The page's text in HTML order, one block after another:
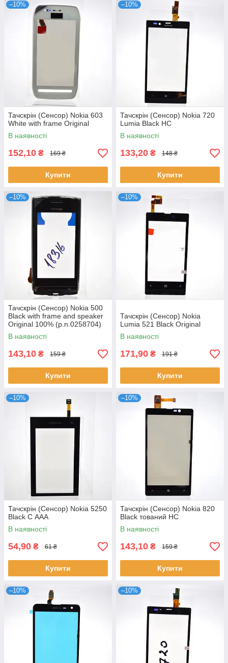
–10%
Тачскрін (Сенсор) Nokia 603
White with frame Original
В наявності
152,10 ₴ 169 ₴
Купити
–10%
Тачскрін (Сенсор) Nokia 720
Lumia Black HC
В наявності
133,20 ₴ 148 ₴
Купити
–10%
Тачскрін (Сенсор) Nokia 500
Black with frame and speaker
Original 100% (p.n.0258704)
В наявності
143,10 ₴ 159 ₴
Купити
–10%
Тачскрін (Сенсор) Nokia
Lumia 521 Black Original
В наявності
171,90 ₴ 191 ₴
Купити
–10%
Тачскрін (Сенсор) Nokia 5250
Black C ААА
В наявності
54,90 ₴ 61 ₴
Купити
–10%
Тачскрін (Сенсор) Nokia 820
Black тований HC
В наявності
143,10 ₴ 159 ₴
Купити
–10% –10%